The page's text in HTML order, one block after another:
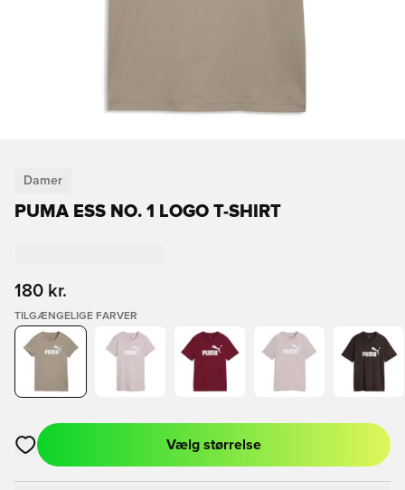
Damer
PUMA ESS NO. 1 LOGO T-SHIRT
180 kr.
TILGÆNGELIGE FARVER
Åbner en Modal til at logge ind eller tilmelde dig som medlem
Vælg størrelse